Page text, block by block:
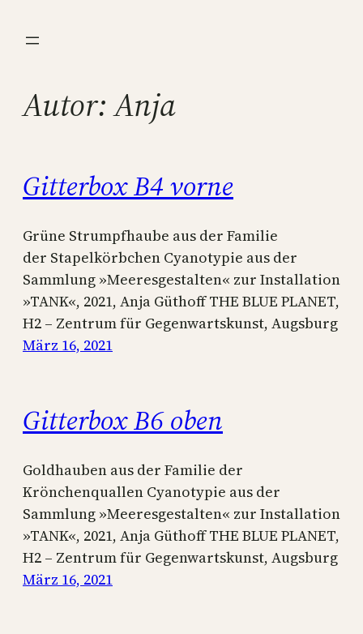
zum
Autor:Anja
Gitterbox B4 vorne
Grüne Strumpfhaube aus der Familie
der Stapelkörbchen Cyanotypie aus der
Sammlung »Meeresgestalten« zur Installation
»TANK«, 2021, Anja Güthoff THE BLUE PLANET,
H2 – Zentrum für Gegenwartskunst, Augsburg
März 16, 2021
Gitterbox B6 oben
Goldhauben aus der Familie der
Krönchenquallen Cyanotypie aus der
Sammlung »Meeresgestalten« zur Installation
»TANK«, 2021, Anja Güthoff THE BLUE PLANET,
H2 – Zentrum für Gegenwartskunst, Augsburg
März 16, 2021